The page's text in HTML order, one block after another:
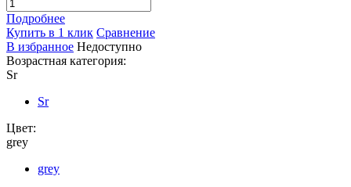
Подробнее
Купить в 1 клик Сравнение
В избранное Недоступно
Возрастная категория:
Sr
Sr
Цвет:
grey
grey